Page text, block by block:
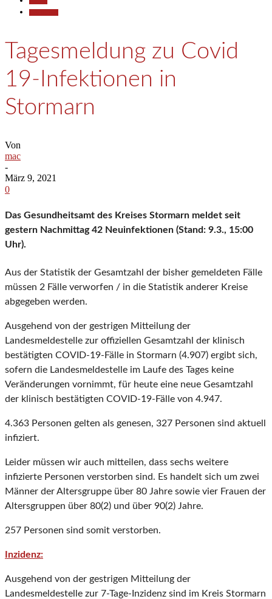
Tagesmeldung zu Covid
19-Infektionen in
Stormarn
Von
mac
-
März 9, 2021
0
Das Gesundheitsamt des Kreises Stormarn meldet seit
gestern Nachmittag 42 Neuinfektionen (Stand: 9.3., 15:00
Uhr).
Aus der Statistik der Gesamtzahl der bisher gemeldeten Fälle
müssen 2 Fälle verworfen / in die Statistik anderer Kreise
abgegeben werden.
Ausgehend von der gestrigen Mitteilung der
Landesmeldestelle zur offiziellen Gesamtzahl der klinisch
bestätigten COVID-19-Fälle in Stormarn (4.907) ergibt sich,
sofern die Landesmeldestelle im Laufe des Tages keine
Veränderungen vornimmt, für heute eine neue Gesamtzahl
der klinisch bestätigten COVID-19-Fälle von 4.947.
4.363 Personen gelten als genesen, 327 Personen sind aktuell
infiziert.
Leider müssen wir auch mitteilen, dass sechs weitere
infizierte Personen verstorben sind. Es handelt sich um zwei
Männer der Altersgruppe über 80 Jahre sowie vier Frauen der
Altersgruppen über 80(2) und über 90(2) Jahre.
257 Personen sind somit verstorben.
Inzidenz:
Ausgehend von der gestrigen Mitteilung der
Landesmeldestelle zur 7-Tage-Inzidenz sind im Kreis Stormarn